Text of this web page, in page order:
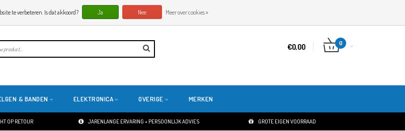
€0,00 0
& BANDEN ELEKTRONICA OVERIGE MERKEN
OP RETOUR JARENLANGE ERVARING + PERSOONLIJK ADVIES GROTE EIGEN VOORRAAD
te verbeteren. Is dat akkoord? Ja Nee Meer over cookies »